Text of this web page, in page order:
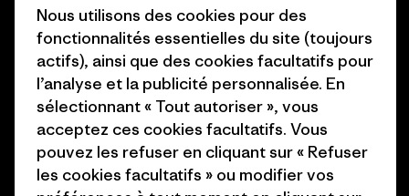
1% For The Planet
Comment nous
finançons
Nos magasins
Presse et media
Industry program
Programme d’affiliation
Patagonia Belgique Plan du
site
Nous utilisons des cookies pour des
fonctionnalités essentielles du site (toujours
actifs), ainsi que des cookies facultatifs pour
l’analyse et la publicité personnalisée. En
sélectionnant « Tout autoriser », vous
acceptez ces cookies facultatifs. Vous
pouvez les refuser en cliquant sur « Refuser
les cookies facultatifs » ou modifier vos